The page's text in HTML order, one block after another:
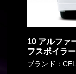
10 アルファ
フスポイラー
ブランド：